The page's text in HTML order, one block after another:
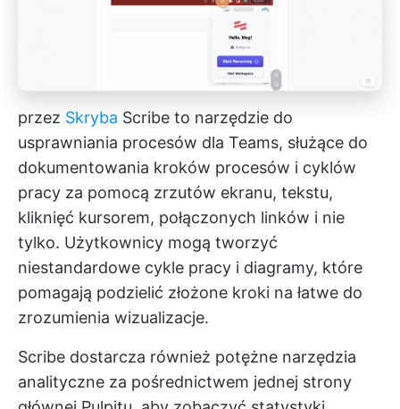
przez Skryba Scribe to narzędzie do
usprawniania procesów dla Teams, służące do
dokumentowania kroków procesów i cyklów
pracy za pomocą zrzutów ekranu, tekstu,
kliknięć kursorem, połączonych linków i nie
tylko. Użytkownicy mogą tworzyć
niestandardowe cykle pracy i diagramy, które
pomagają podzielić złożone kroki na łatwe do
zrozumienia wizualizacje.
Scribe dostarcza również potężne narzędzia
analityczne za pośrednictwem jednej strony